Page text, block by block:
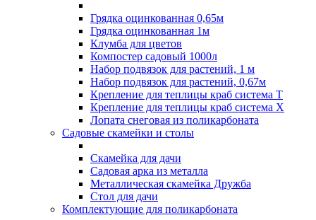
Грядка оцинкованная 0,65м
Грядка оцинкованная 1м
Клумба для цветов
Компостер садовый 1000л
Набор подвязок для растений, 1 м
Набор подвязок для растений, 0,67м
Крепление для теплицы краб система Т
Крепление для теплицы краб система Х
Лопата снеговая из поликарбоната
Садовые скамейки и столы
Скамейка для дачи
Садовая арка из металла
Металлическая скамейка Дружба
Стол для дачи
Комплектующие для поликарбоната